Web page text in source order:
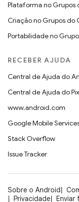
Plataforma no Grupos
Criação no Grupos do
Portabilidade no
RECEBER AJUDA
Central de Ajuda do
Central de Ajuda do
www.android.com
Google Mobile
Stack Overflow
Issue Tracker
Sobre o Android
Privacidade
Enviar